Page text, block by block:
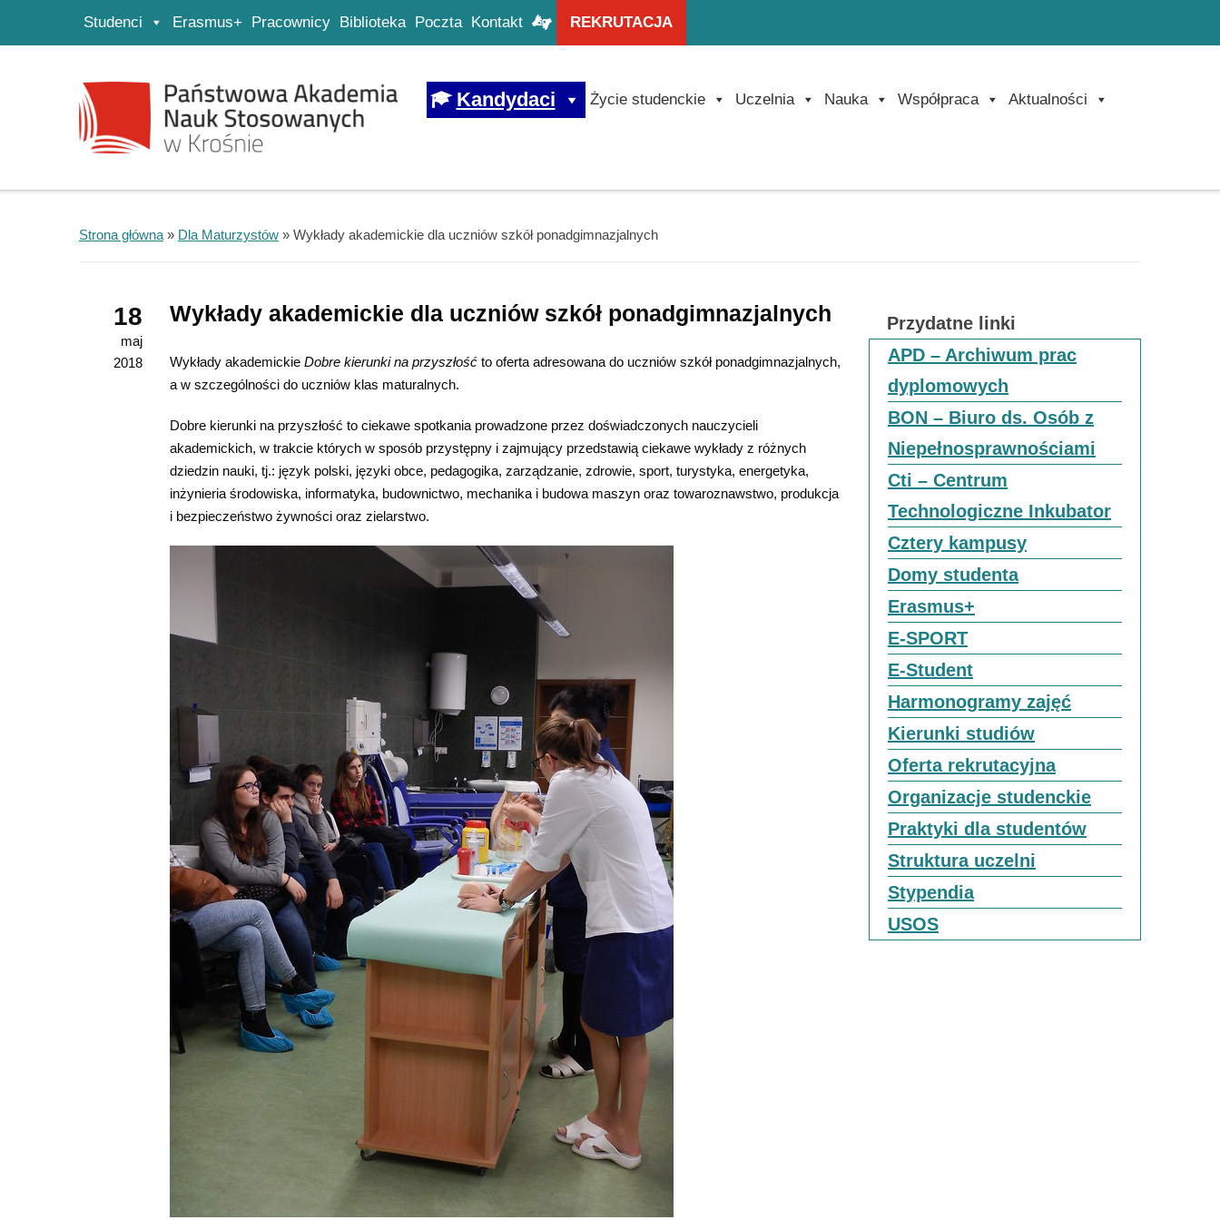
Strona główna
Przejdź do wyszukiwarki
Przejdź do menu głównego
Studenci Erasmus+ Pracownicy Biblioteka Poczta Kontakt REKRUTACJA
Kandydaci Życie studenckie Uczelnia Nauka Współpraca Aktualności
Strona główna » Dla Maturzystów » Wykłady akademickie dla uczniów szkół ponadgimnazjalnych
18
maj
2018
Wykłady akademickie dla uczniów szkół ponadgimnazjalnych
Wykłady akademickie Dobre kierunki na przyszłość to oferta adresowana do uczniów szkół ponadgimnazjalnych,
a w szczególności do uczniów klas maturalnych.
Dobre kierunki na przyszłość to ciekawe spotkania prowadzone przez doświadczonych nauczycieli
akademickich, w trakcie których w sposób przystępny i zajmujący przedstawią ciekawe wykłady z różnych
dziedzin nauki, tj.: język polski, języki obce, pedagogika, zarządzanie, zdrowie, sport, turystyka, energetyka,
inżynieria środowiska, informatyka, budownictwo, mechanika i budowa maszyn oraz towaroznawstwo, produkcja
i bezpieczeństwo żywności oraz zielarstwo.
Przydatne linki
APD – Archiwum prac
dyplomowych
BON – Biuro ds. Osób z
Niepełnosprawnościami
Cti – Centrum
Technologiczne Inkubator
Cztery kampusy
Domy studenta
Erasmus+
E-SPORT
E-Student
Harmonogramy zajęć
Kierunki studiów
Oferta rekrutacyjna
Organizacje studenckie
Praktyki dla studentów
Struktura uczelni
Stypendia
USOS